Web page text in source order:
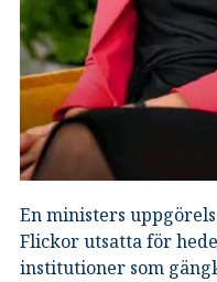
En ministers
Flickor utsatta för
institutioner som